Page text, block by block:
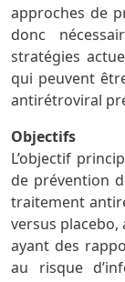
approches de
donc
stratégies
qui peuvent
antirétroviral
Objectifs
L’objectif
de prévention
traitement
versus placebo,
ayant des
au risque